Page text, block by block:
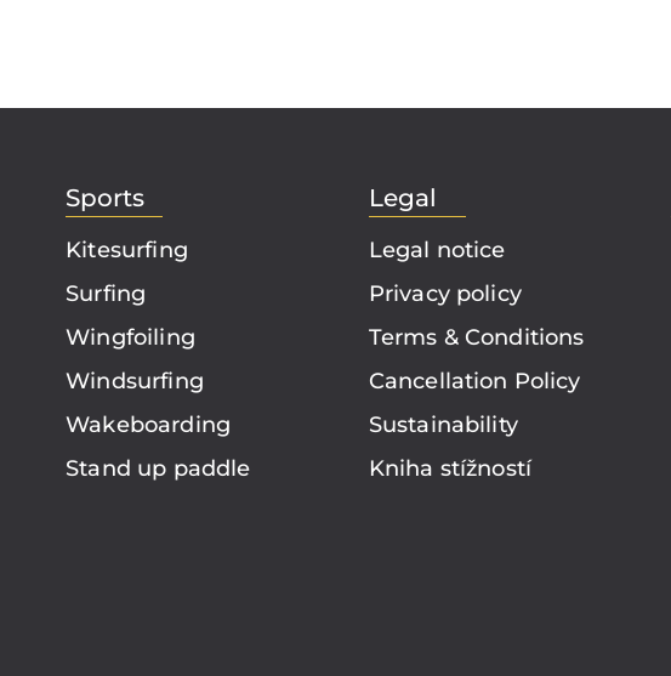
Sports
Kitesurfing
Surfing
Wingfoiling
Windsurfing
Wakeboarding
Stand up paddle
Legal
Legal notice
Privacy policy
Terms & Conditions
Cancellation Policy
Sustainability
Kniha stížností